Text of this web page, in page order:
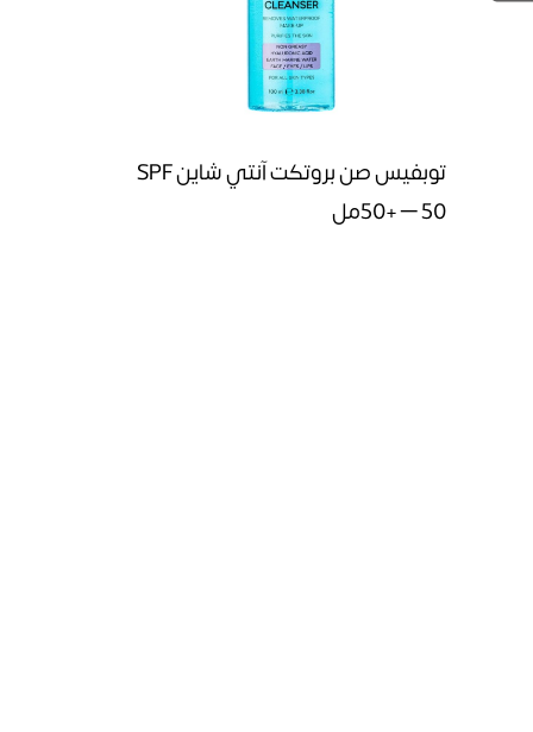
توبفيس صن بروتكت آنتي شاين SPF
50+ – 50مل